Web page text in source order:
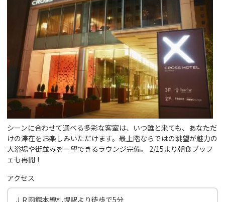
シーンに合わせて選べる多彩な客室は、いつ誰と来ても、あなただ
けの滞在をお楽しみいただけます。最上階ならではの眺望が魅力の
大浴場や街並みを一望できるラウンジ完備。 2/15より朝食ブッフ
ェも再開！
アクセス
ＪＲ函館本線札幌駅より徒歩で5分